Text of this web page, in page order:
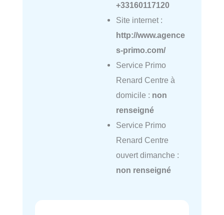
+33160117120
Site internet :
http://www.agence
s-primo.com/
Service Primo
Renard Centre à
domicile : non
renseigné
Service Primo
Renard Centre
ouvert dimanche :
non renseigné